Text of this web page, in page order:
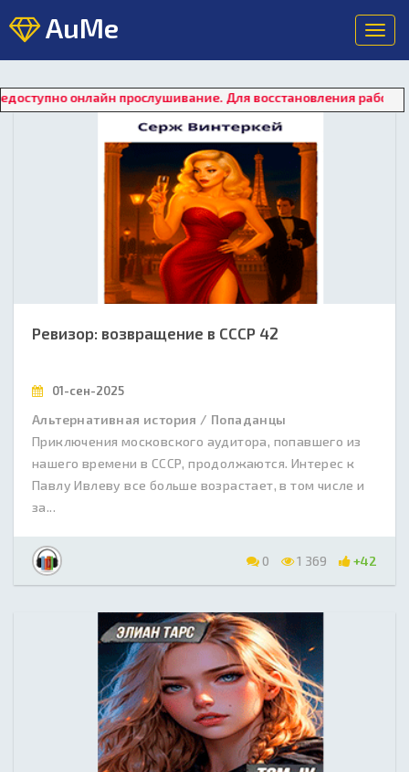
AuMe
прослушивание. Для восстановления работы плеера
Ревизор: возвращение в СССР 42
01-сен-2025
Альтернативная история / Попаданцы
Приключения московского аудитора, попавшего из
нашего времени в СССР, продолжаются. Интерес к
Павлу Ивлеву все больше возрастает, в том числе и
за...
0 1 369 +42